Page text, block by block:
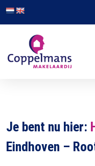
Je bent nu hier:
Eindhoven –